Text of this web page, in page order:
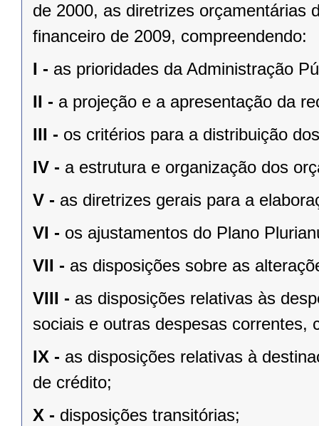
de 2000, as diretrizes orçamentárias
financeiro de 2009, compreendendo:
I - as prioridades da Administração
II - a projeção e a apresentação da
III - os critérios para a distribuição
IV - a estrutura e organização dos
V - as diretrizes gerais para a
VI - os ajustamentos do Plano
VII - as disposições sobre as
VIII - as disposições relativas às
sociais e outras despesas correntes,
IX - as disposições relativas à
de crédito;
X - disposições transitórias;